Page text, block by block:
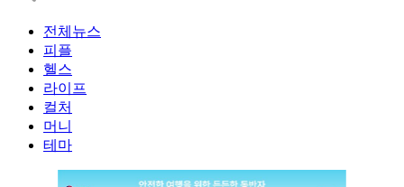
전체뉴스
피플
헬스
라이프
컬처
머니
테마